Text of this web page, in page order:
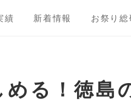
績 新着情報 お祭り総
る！徳島